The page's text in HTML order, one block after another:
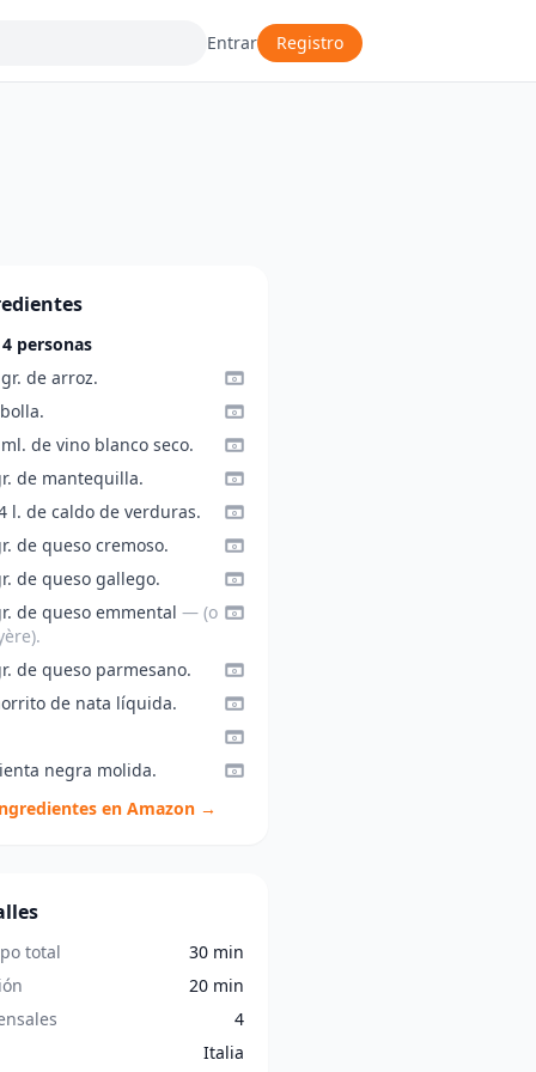
Entrar Registro
personas
de arroz.
de vino blanco seco.
de mantequilla.
l. de caldo de verduras.
de queso cremoso.
de queso gallego.
de queso emmental — (o
de queso parmesano.
de nata líquida.
negra molida.
en Amazon →
total
30 min
20 min
4
Italia